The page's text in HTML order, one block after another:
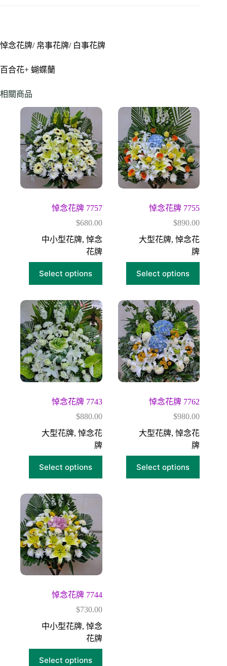
悼念花牌/ 帛事花牌/ 白事花牌
百合花+ 蝴蝶蘭
相關商品
悼念花牌 7757
$680.00
中小型花牌, 悼念
花牌
Select options
悼念花牌 7755
$890.00
大型花牌,悼念花
牌
Select options
悼念花牌 7743
$880.00
大型花牌, 悼念花
牌
Select options
悼念花牌 7762
$980.00
大型花牌,悼念花
牌
Select options
悼念花牌 7744
$730.00
中小型花牌, 悼念
花牌
Select options